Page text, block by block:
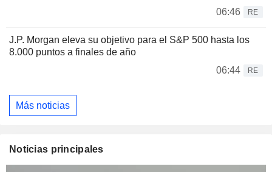
06:46
RE
J.P. Morgan eleva su objetivo para el S&P 500 hasta los
8.000 puntos a finales de año
06:44
RE
Más noticias
Noticias principales